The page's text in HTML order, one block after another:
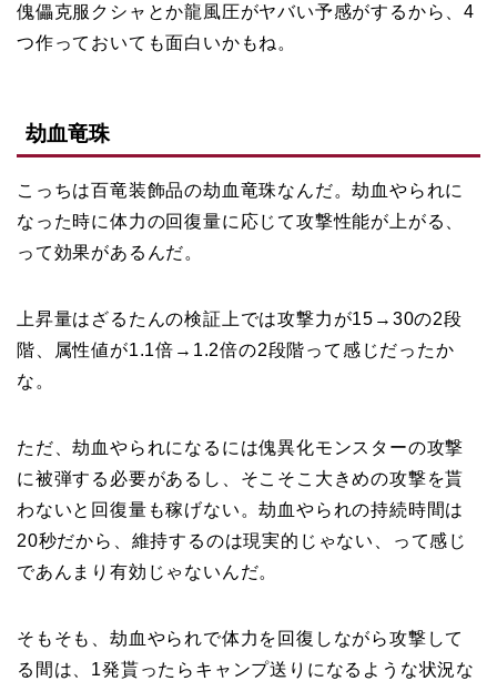
傀儡克服クシャとか龍風圧がヤバい予感がするから、4
つ作っておいても面白いかもね。
劫血竜珠
こっちは百竜装飾品の劫血竜珠なんだ。劫血やられに
なった時に体力の回復量に応じて攻撃性能が上がる、
って効果があるんだ。
上昇量はざるたんの検証上では攻撃力が15→30の2段
階、属性値が1.1倍→1.2倍の2段階って感じだったか
な。
ただ、劫血やられになるには傀異化モンスターの攻撃
に被弾する必要があるし、そこそこ大きめの攻撃を貰
わないと回復量も稼げない。劫血やられの持続時間は
20秒だから、維持するのは現実的じゃない、って感じ
であんまり有効じゃないんだ。
そもそも、劫血やられで体力を回復しながら攻撃して
る間は、1発貰ったらキャンプ送りになるような状況な